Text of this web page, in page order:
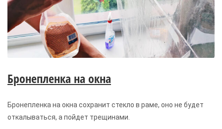
Бронепленка на окна
Бронепленка на окна сохранит стекло в раме, оно не будет
откалываться, а пойдет трещинами.